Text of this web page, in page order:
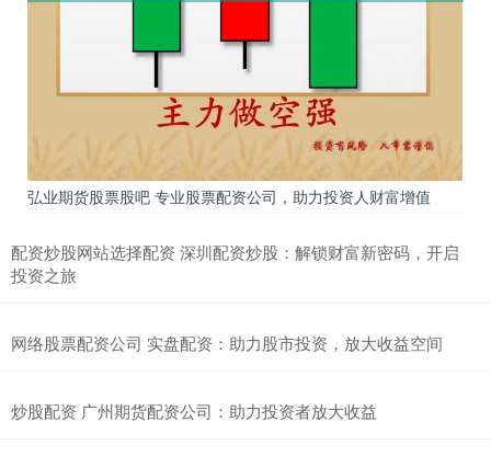
弘业期货股票股吧 专业股票配资公司，助力投资人财富增值
配资炒股网站选择配资 深圳配资炒股：解锁财富新密码，开启
投资之旅
网络股票配资公司 实盘配资：助力股市投资，放大收益空间
炒股配资 广州期货配资公司：助力投资者放大收益